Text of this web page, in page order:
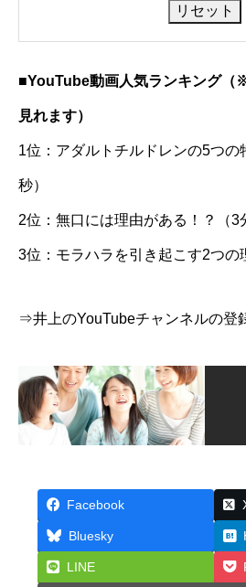
■YouTube動画人気ランキング（
見れます）
1位：アダルトチルドレンの5つの
秒）
2位：無口には理由がある！？（3
3位：モラハラを引き起こす2つの
⇒井上のYouTubeチャンネルの登
Facebook
Bluesky
LINE